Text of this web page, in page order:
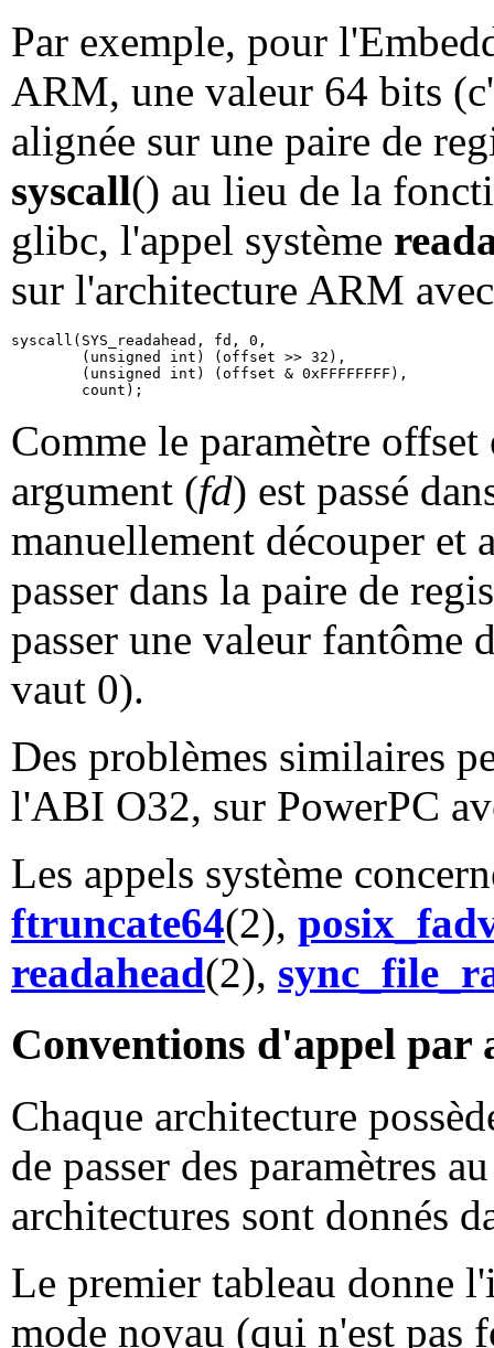
Par exemple, pour
ARM, une valeur 64 bits
alignée sur une paire de
syscall() au lieu de la
glibc, l'appel système
sur l'architecture ARM
syscall(SYS_readahead, fd, 0,
        (unsigned int) (offset >> 32),
        (unsigned int) (offset & 0xFFFFFFFF),
Comme le paramètre
argument (fd) est passé
manuellement découper
passer dans la paire de
passer une valeur fantôme
vaut 0).
Des problèmes similaires
l'ABI O32, sur PowerPC
Les appels système
ftruncate64(2),
readahead(2),
Conventions d'appel par
Chaque architecture
de passer des paramètres
architectures sont donnés
Le premier tableau donne
mode noyau (qui n'est pas